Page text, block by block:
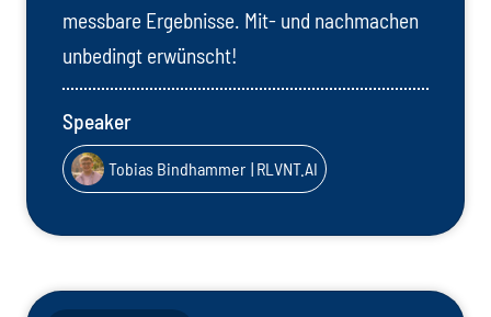
messbare Ergebnisse. Mit- und nachmachen
unbedingt erwünscht!
Speaker
Tobias Bindhammer | RLVNT.AI